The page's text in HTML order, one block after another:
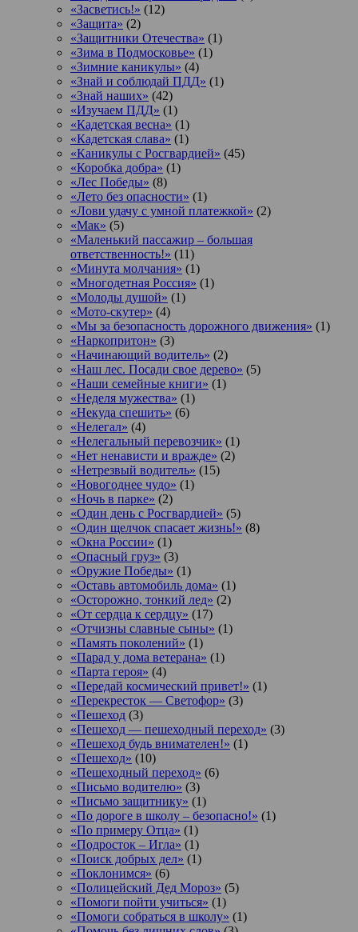
«Засветись!» (12)
«Защита» (2)
«Защитники Отечества» (1)
«Зима в Подмосковье» (1)
«Зимние каникулы» (4)
«Знай и соблюдай ПДД» (1)
«Знай наших» (42)
«Изучаем ПДД» (1)
«Кадетская весна» (1)
«Кадетская слава» (1)
«Каникулы с Росгвардией» (45)
«Коробка добра» (1)
«Лес Победы» (8)
«Лето без опасности» (1)
«Лови удачу с умной платежкой» (2)
«Мак» (5)
«Маленький пассажир – большая
ответственность!» (11)
«Минута молчания» (1)
«Многодетная Россия» (1)
«Молоды душой» (1)
«Мото-скутер» (4)
«Мы за безопасность дорожного движения» (1)
«Наркопритон» (3)
«Начинающий водитель» (2)
«Наш лес. Посади свое дерево» (5)
«Наши семейные книги» (1)
«Неделя мужества» (1)
«Некуда спешить» (6)
«Нелегал» (4)
«Нелегальный перевозчик» (1)
«Нет ненависти и вражде» (2)
«Нетрезвый водитель» (15)
«Новогоднее чудо» (1)
«Ночь в парке» (2)
«Один день с Росгвардией» (5)
«Один щелчок спасает жизнь!» (8)
«Окна России» (1)
«Опасный груз» (3)
«Оружие Победы» (1)
«Оставь автомобиль дома» (1)
«Осторожно, тонкий лед» (2)
«От сердца к сердцу» (17)
«Отчизны славные сыны» (1)
«Память поколений» (1)
«Парад у дома ветерана» (1)
«Парта героя» (4)
«Передай космический привет!» (1)
«Перекресток — Светофор» (3)
«Пешеход (3)
«Пешеход — пешеходный переход» (3)
«Пешеход будь внимателен!» (1)
«Пешеход» (10)
«Пешеходный переход» (6)
«Письмо водителю» (3)
«Письмо защитнику» (1)
«По дороге в школу – безопасно!» (1)
«По примеру Отца» (1)
«Подросток ‒ Игла» (1)
«Поиск добрых дел» (1)
«Поклонимся» (6)
«Полицейский Дед Мороз» (5)
«Помоги пойти учиться» (1)
«Помоги собраться в школу» (1)